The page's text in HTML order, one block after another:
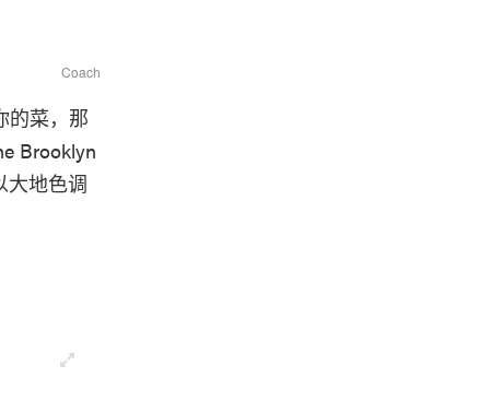
Coach
的菜，那
Brooklyn
大地色调